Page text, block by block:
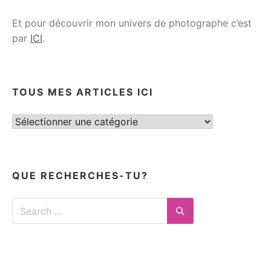
Et pour découvrir mon univers de photographe c’est
par ICI.
TOUS MES ARTICLES ICI
Tous
QUE RECHERCHES-TU?
Search
for:
Search